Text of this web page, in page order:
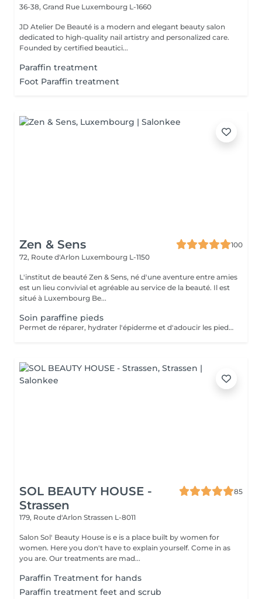
36-38, Grand Rue Luxembourg L-1660
JD Atelier De Beauté is a modern and elegant beauty salon
dedicated to high-quality nail artistry and personalized care.
Founded by certified beautici...
Paraffin treatment
Foot Paraffin treatment
Zen & Sens
100
72, Route d'Arlon Luxembourg L-1150
L'institut de beauté Zen & Sens, né d'une aventure entre amies
est un lieu convivial et agréable au service de la beauté. Il est
situé à Luxembourg Be...
Soin paraffine pieds
Permet de réparer, hydrater l'épiderme et d'adoucir les pieds abimés ou désséchés. Parfait lors d'une pédicure.
SOL BEAUTY HOUSE -
Strassen
85
179, Route d'Arlon Strassen L-8011
Salon Sol' Beauty House is e is a place built by women for
women. Here you don't have to explain yourself. Come in as
you are. Our treatments are mad...
Paraffin Treatment for hands
Paraffin treatment feet and scrub